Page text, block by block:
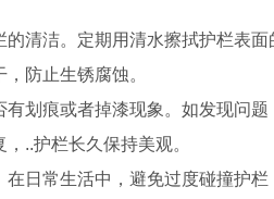
清洁。定期用清水擦拭护栏表
防止生锈腐蚀。
划痕或者掉漆现象。如发现问
..护栏长久保持美观。
在日常生活中，避免过度碰撞护